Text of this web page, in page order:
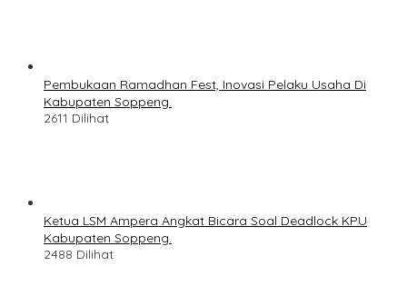
Pembukaan Ramadhan Fest, Inovasi Pelaku Usaha Di
Kabupaten Soppeng.
2611 Dilihat
Ketua LSM Ampera Angkat Bicara Soal Deadlock KPU
Kabupaten Soppeng.
2488 Dilihat